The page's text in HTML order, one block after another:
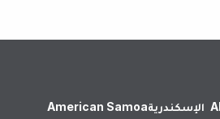
الإسكندرية‎American Samoa